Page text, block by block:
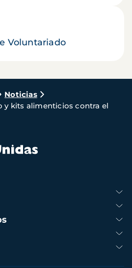
Voluntariado
Noticias
y kits alimenticios contra el